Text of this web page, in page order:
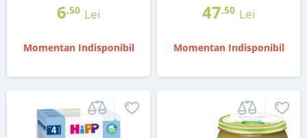
6,50 Lei
Momentan Indisponibil
47,50 Lei
Momentan Indisponibil